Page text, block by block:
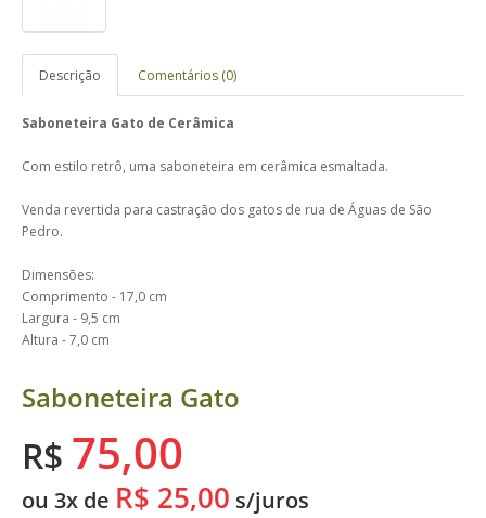
Descrição Comentários (0)
Saboneteira Gato de Cerâmica
Com estilo retrô, uma saboneteira em cerâmica esmaltada.
Venda revertida para castração dos gatos de rua de Águas de São
Pedro.
Dimensões:
Comprimento - 17,0 cm
Largura - 9,5 cm
Altura - 7,0 cm
Saboneteira Gato
R$ 75,00
ou 3x de R$ 25,00 s/juros